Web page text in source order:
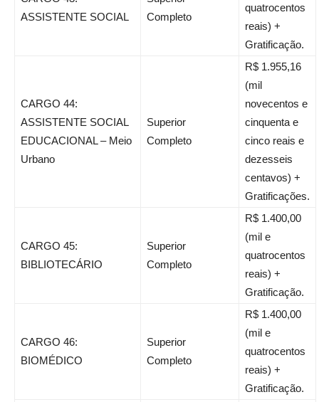
ASSISTENTE SOCIAL
Completo
quatrocentos
reais) +
Gratificação.
CARGO 44:
ASSISTENTE SOCIAL
EDUCACIONAL – Meio
Urbano
Superior
Completo
R$ 1.955,16
(mil
novecentos e
cinquenta e
cinco reais e
dezesseis
centavos) +
Gratificações.
CARGO 45:
BIBLIOTECÁRIO
Superior
Completo
R$ 1.400,00
(mil e
quatrocentos
reais) +
Gratificação.
CARGO 46:
BIOMÉDICO
Superior
Completo
R$ 1.400,00
(mil e
quatrocentos
reais) +
Gratificação.